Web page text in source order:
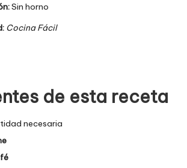
Sin horno
Cocina Fácil
de esta receta
necesaria